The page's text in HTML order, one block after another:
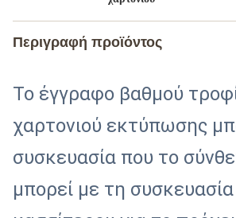
Περιγραφή προϊόντος
Το έγγραφο βαθμού
χαρτονιού εκτύπωσης
συσκευασία που το
μπορεί με τη